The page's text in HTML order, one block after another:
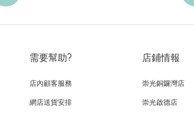
需要幫助?
店內顧客服務
網店送貨安排
店鋪情報
崇光銅鑼灣店
崇光啟德店